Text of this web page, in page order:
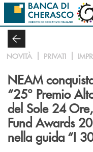
Salta al contenuto principale
NOVITÀ PRIVATI
NEAM
“25° Premio
del Sole 24
Fund Awards
nella guida “I